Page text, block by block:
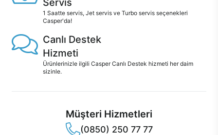
Servis
1 Saatte servis, Jet servis ve Turbo servis seçenekleri
Casper'da!
Canlı Destek
Hizmeti
Ürünlerinizle ilgili Casper Canlı Destek hizmeti her daim
sizinle.
Müşteri Hizmetleri
(0850) 250 77 77